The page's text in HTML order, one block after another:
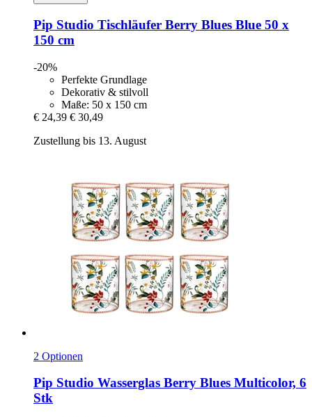
Pip Studio Tischläufer Berry Blues Blue 50 x
150 cm
-20%
Perfekte Grundlage
Dekorativ & stilvoll
Maße: 50 x 150 cm
€ 24,39 € 30,49
Zustellung bis 13. August
2 Optionen
Pip Studio Wasserglas Berry Blues Multicolor, 6
Stk